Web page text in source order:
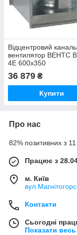
Відцентровий
вентилятор ВЕНТС
4Е 600х350
36 879 ₴
Купити
Про нас
82% позитивних з 11
Працює з
м. Київ
Контакти
Сьогодні
Показати